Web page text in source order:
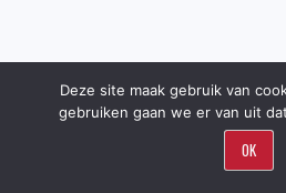
Deze site maak gebruik van
gebruiken gaan we er van uit
OK